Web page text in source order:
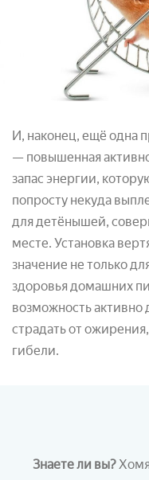
И, наконец, ещё одна
— повышенная
запас энергии,
попросту некуда
для детёнышей,
месте. Установка
значение не только
здоровья домашних
возможность активно
страдать от
гибели.
Знаете ли вы?